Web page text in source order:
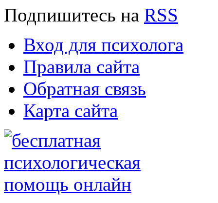
Подпишитесь на RSS
Вход для психолога
Правила сайта
Обратная связь
Карта сайта